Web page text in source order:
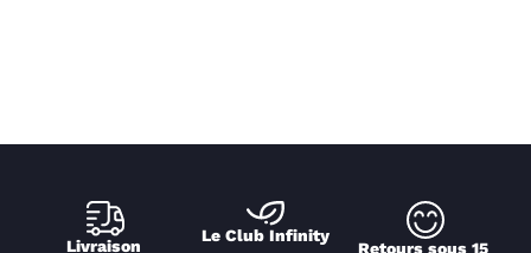
Livraison
Le Club Infinity
Retours sous 15